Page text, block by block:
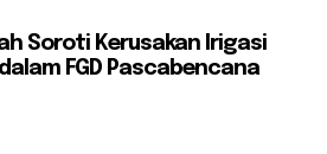
Soroti Kerusakan Irigasi
FGD Pascabencana